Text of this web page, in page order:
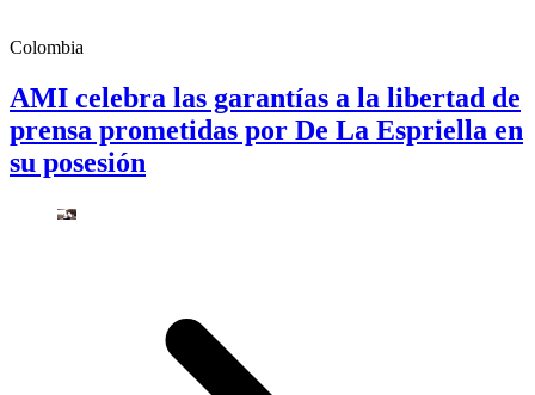
Colombia
AMI celebra las garantías a la libertad de
prensa prometidas por De La Espriella en
su posesión